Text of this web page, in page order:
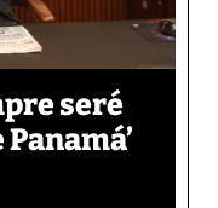
seré